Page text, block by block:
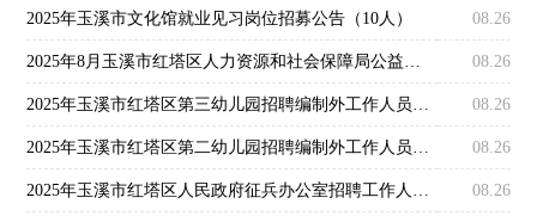
2025年玉溪市文化馆就业见习岗位招募公告（10人） 08.26
2025年8月玉溪市红塔区人力资源和社会保障局公益性岗位招聘公告 08.26
2025年玉溪市红塔区第三幼儿园招聘编制外工作人员面试成绩公布及体检通知 08.26
2025年玉溪市红塔区第二幼儿园招聘编制外工作人员面试成绩公布及体检通知 08.26
2025年玉溪市红塔区人民政府征兵办公室招聘工作人员准考证打印时间及相关通知 08.26